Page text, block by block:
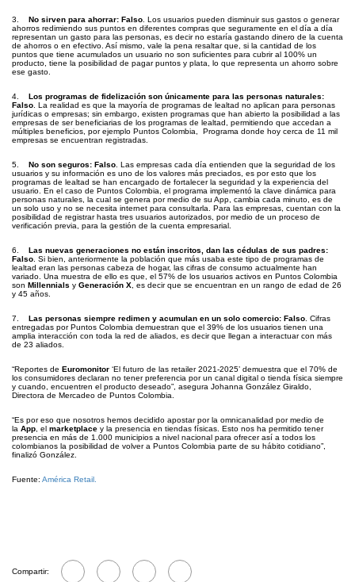
3. No sirven para ahorrar: Falso . Los usuarios pueden disminuir sus gastos o generar
ahorros redimiendo sus puntos en diferentes compras que seguramente en el día a día
representan un gasto para las personas, es decir no estaría gastando dinero de la cuenta
de ahorros o en efectivo. Así mismo, vale la pena resaltar que, si la cantidad de los
puntos que tiene acumulados un usuario no son suficientes para cubrir al 100% un
producto, tiene la posibilidad de pagar puntos y plata, lo que representa un ahorro sobre
ese gasto.
4. Los programas de fidelización son únicamente para las personas naturales:
Falso . La realidad es que la mayoría de programas de lealtad no aplican para personas
jurídicas o empresas; sin embargo, existen programas que han abierto la posibilidad a las
empresas de ser beneficiarias de los programas de lealtad, permitiendo que accedan a
múltiples beneficios, por ejemplo Puntos Colombia, Programa donde hoy cerca de 11 mil
empresas se encuentran registradas.
5. No son seguros: Falso . Las empresas cada día entienden que la seguridad de los
usuarios y su información es uno de los valores más preciados, es por esto que los
programas de lealtad se han encargado de fortalecer la seguridad y la experiencia del
usuario. En el caso de Puntos Colombia, el programa implementó la clave dinámica para
personas naturales, la cual se genera por medio de su App, cambia cada minuto, es de
un solo uso y no se necesita internet para consultarla. Para las empresas, cuentan con la
posibilidad de registrar hasta tres usuarios autorizados, por medio de un proceso de
verificación previa, para la gestión de la cuenta empresarial.
6.
Las nuevas generaciones no están inscritos, dan las cédulas de sus padres:
Falso . Si bien, anteriormente la población que más usaba este tipo de programas de
lealtad eran las personas cabeza de hogar, las cifras de consumo actualmente han
variado. Una muestra de ello es que, el 57% de los usuarios activos en Puntos Colombia
son Millennials y Generación X , es decir que se encuentran en un rango de edad de 26
y 45 años.
7. Las personas siempre redimen y acumulan en un solo comercio: Falso . Cifras
entregadas por Puntos Colombia demuestran que el 39% de los usuarios tienen una
amplia interacción con toda la red de aliados, es decir que llegan a interactuar con más
de 23 aliados.
“Reportes de Euromonitor ‘El futuro de las retailer 2021-2025’ demuestra que el 70% de
los consumidores declaran no tener preferencia por un canal digital o tienda física siempre
y cuando, encuentren el producto deseado”, asegura Johanna González Giraldo,
Directora de Mercadeo de Puntos Colombia.
“Es por eso que nosotros hemos decidido apostar por la omnicanalidad por medio de
la App , el marketplace y la presencia en tiendas físicas. Esto nos ha permitido tener
presencia en más de 1.000 municipios a nivel nacional para ofrecer así a todos los
colombianos la posibilidad de volver a Puntos Colombia parte de su hábito cotidiano”,
finalizó González.
Fuente: América Retail.
Compartir: